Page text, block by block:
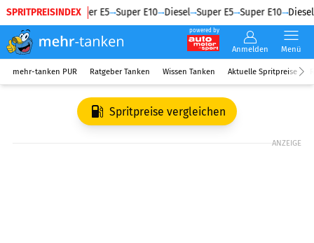
SPRITPREISINDEX
Diesel Super E5 Super E10 Diesel Super E5 Super E10 Diesel
powered by
Anmelden Menü
mehr-tanken PUR Ratgeber Tanken Wissen Tanken Aktuelle Spritpreise
Spritpreise vergleichen
ANZEIGE